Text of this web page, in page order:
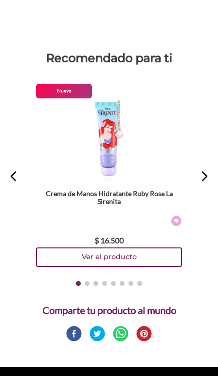
Recomendado para ti
Nuevo
Crema de Manos Hidratante Ruby Rose La
Sirenita
$ 16.500
Comparte